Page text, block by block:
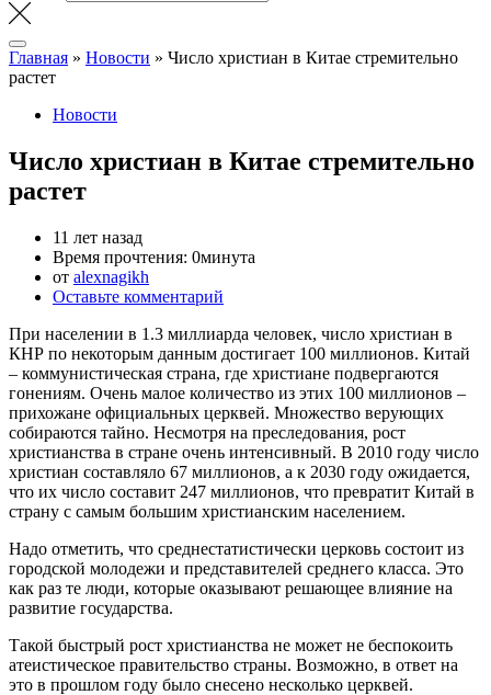
Главная » Новости » Число христиан в Китае стремительно
растет
Новости
Число христиан в Китае стремительно
растет
11 лет назад
Время прочтения: 0минута
от alexnagikh
Оставьте комментарий
При населении в 1.3 миллиарда человек, число христиан в
КНР по некоторым данным достигает 100 миллионов. Китай
– коммунистическая страна, где христиане подвергаются
гонениям. Очень малое количество из этих 100 миллионов –
прихожане официальных церквей. Множество верующих
собираются тайно. Несмотря на преследования, рост
христианства в стране очень интенсивный. В 2010 году число
христиан составляло 67 миллионов, а к 2030 году ожидается,
что их число составит 247 миллионов, что превратит Китай в
страну с самым большим христианским населением.
Надо отметить, что среднестатистически церковь состоит из
городской молодежи и представителей среднего класса. Это
как раз те люди, которые оказывают решающее влияние на
развитие государства.
Такой быстрый рост христианства не может не беспокоить
атеистическое правительство страны. Возможно, в ответ на
это в прошлом году было снесено несколько церквей.